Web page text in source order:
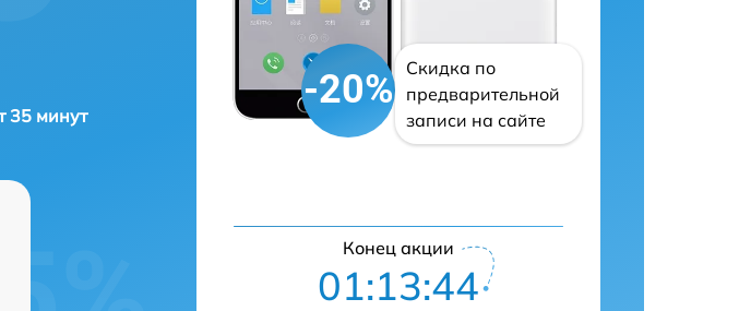
35 минут
-20%
Скидка по
предварительной
записи на сайте
Конец акции
01:13:43